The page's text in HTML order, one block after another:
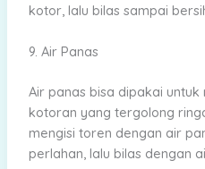
kotor, lalu bilas sampai
9. Air Panas
Air panas bisa dipakai
kotoran yang tergolong
mengisi toren dengan air
perlahan, lalu bilas dengan